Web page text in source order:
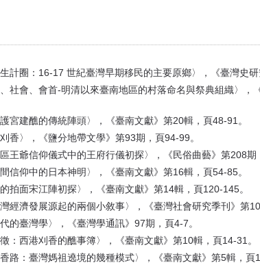
計圈：16-17 世紀臺灣早期移民的主要原鄉〉，《臺灣史研
社會、會首-明清以來臺南地區的村落命名與祭典組織〉，
宮建醮的傳統陣頭〉，《臺南文獻》第20輯，頁48-91。
香〉，《鹽分地帶文學》第93期，頁94-99。
王爺信仰儀式中的王府行儀初探〉，《民俗曲藝》第208期
信仰中的日本神明〉，《臺南文獻》第16輯，頁54-85。
拍面宋江陣初探〉，《臺南文獻》第14輯，頁120-145。
經濟發展源起的兩個小敘事〉，《臺灣社會研究季刊》第
的臺灣學〉，《臺灣學通訊》97期，頁4-7。
：西港刈香的醮事簿〉，《臺南文獻》第10輯，頁14-31。
路：臺灣媽祖遶境的幾種模式〉，《臺南文獻》第5輯，頁